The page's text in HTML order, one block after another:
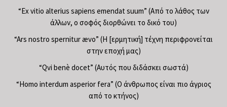
“Ex vitio alterius sapiens emendat suum” (Από το λάθος των
άλλων, ο σοφός διορθώνει το δικό του)
“Ars nostro spernitur ævo” (Η [ερμητική] τέχνη περιφρονείται
στην εποχή μας)
“Qvi benè docet” (Αυτός που διδάσκει σωστά)
“Homo interdum asperior fera” (Ο άνθρωπος είναι πιο άγριος
από το κτήνος)